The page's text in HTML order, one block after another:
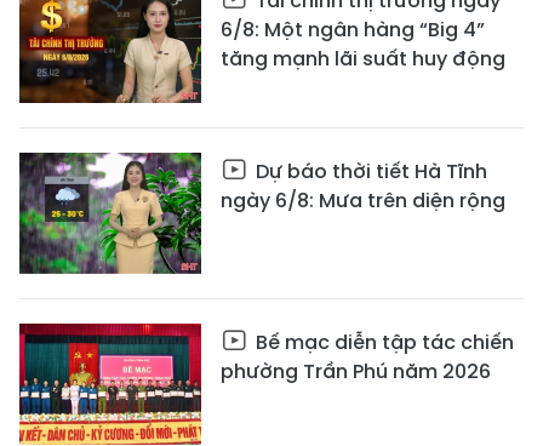
6/8: Một ngân hàng “Big 4”
tăng mạnh lãi suất huy động
Dự báo thời tiết Hà Tĩnh
ngày 6/8: Mưa trên diện rộng
Bế mạc diễn tập tác chiến
phường Trần Phú năm 2026